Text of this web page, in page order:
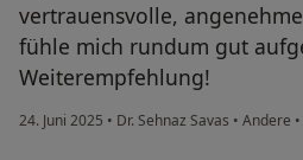
vertrauensvolle,
fühle mich rundum gut
Weiterempfehlung!
24. Juni 2025 • Dr. Sehnaz Savas • Andere •